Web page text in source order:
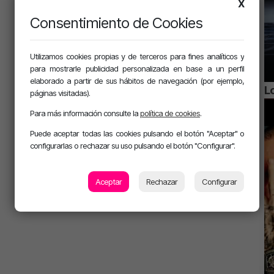
X
Consentimiento de Cookies
Utilizamos cookies propias y de terceros para fines analíticos y
para mostrarle publicidad personalizada en base a un perfil
elaborado a partir de sus hábitos de navegación (por ejemplo,
páginas visitadas).
Para más información consulte lapolítica de cookies.
Puede aceptar todas las cookies pulsando el botón "Aceptar" o
configurarlas o rechazar su uso pulsando el botón "Configurar".
Aceptar Rechazar Configurar